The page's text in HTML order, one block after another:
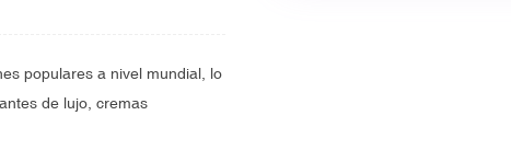
populares a nivel mundial, lo
de lujo, cremas